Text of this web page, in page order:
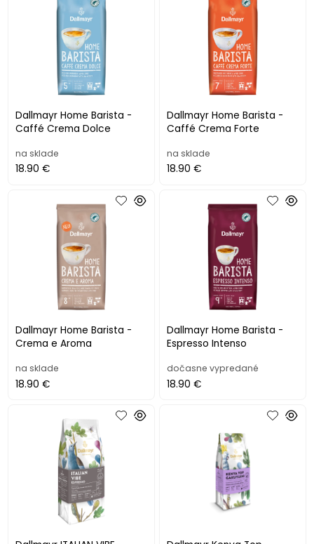
Dallmayr Home Barista -
Caffé Crema Dolce
na sklade
18.90 €
Dallmayr Home Barista -
Caffé Crema Forte
na sklade
18.90 €
Dallmayr Home Barista -
Crema e Aroma
na sklade
18.90 €
Dallmayr Home Barista -
Espresso Intenso
dočasne vypredané
18.90 €